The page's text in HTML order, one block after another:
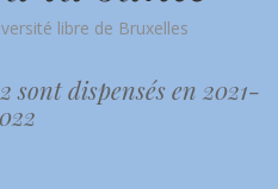
libre de Bruxelles
sont dispensés en 2021-